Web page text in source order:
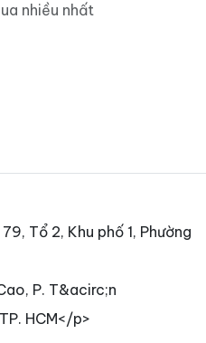
nhiều nhất
Tổ 2, Khu phố 1, Phường
P. T&acirc;n
HCM</p>